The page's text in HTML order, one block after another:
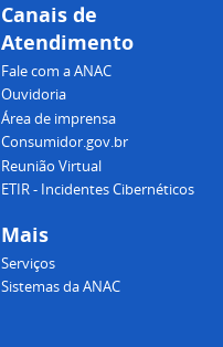
Canais de
Atendimento
Fale com a ANAC
Ouvidoria
Área de imprensa
Consumidor.gov.br
Reunião Virtual
ETIR - Incidentes Cibernéticos
Mais
Serviços
Sistemas da ANAC